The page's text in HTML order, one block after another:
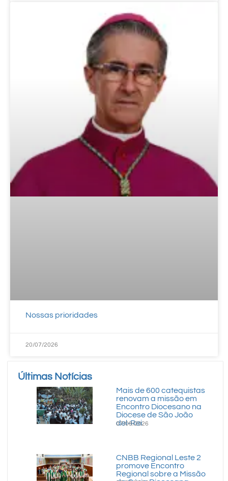
Nossas prioridades
20/07/2026
Últimas Notícias
Mais de 600 catequistas
renovam a missão em
Encontro Diocesano na
Diocese de São João
del-Rei
07/08/2026
CNBB Regional Leste 2
promove Encontro
Regional sobre a Missão